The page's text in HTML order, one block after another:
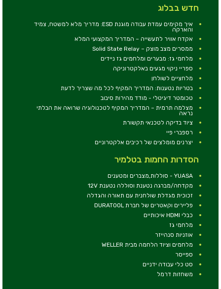
חדש בבלוג
איך מקימים עמדת עבודה מוגנת ESD: מדריך מלא למשטח, צמיד
והארקה
אקדח אוויר לתעשייה – המדריך המקצועי המלא
ממסרים מצב מוצק – Solid State Relay
מלחמי גז: מבערים ומלחמים גז ניידים
ספריי ניקוי מגעים באלקטרוניקה
מלחציים לשולחן
בטריות נטענות: המדריך המקיף לכל מה שצריך לדעת
טכומטר דיגיטלי - מודד מהירות סיבוב
מצלמה תרמית – המדריך המקיף לטכנולוגיה שרואה את הבלתי
נראה
ציוד בדיקה לטכנאי תקשורת
רספברי פיי
יצרנים מומלצים של רכיבים אלקטרוניים
הסדרות החמות בטלמיר
YUASA - סוללות,מצברים ומטענים
מקדחה/מברגה נטענת וסוללה נטענת 12V
זכוכית מגדלת שולחנית עם תאורה והגדלה
פליירים וקאטרים של חברת DURATOOL
כבלי HDMI איכותיים
מלחמי גז
אוזניות סנהייזר
מלחמים וציוד הלחמה מבית WELLER
ספייסר
סט כלי עבודה ידניים
משחזות דרמל